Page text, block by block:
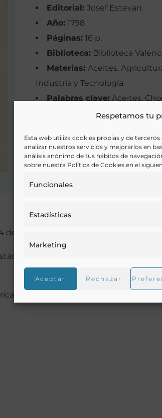
Respetamos tu
Esta web utiliza cookies propias y de
analizar nuestros servicios y mejorarlos en
análisis anónimo de tus hábitos de
sobre nuestra Política de Cookies en el
Funcionales
Estadísticas
Marketing
Aceptar Rechazar
Editorial: Josef Estevan.
Año: 1798
Páginas: 16 p.
Biblioteca: Biblioteca
Materias: Aceites,
Industria y Tecnología
Palabras clave: Aceites,
aceites, Maní, sCacahuete,
Ir a versión
1798
en América toman este aceite sin
chocolate con este fruto pero se